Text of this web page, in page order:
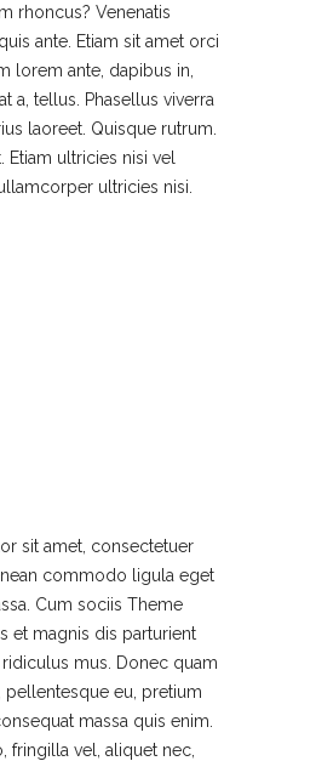
rhoncus? Venenatis
ante. Etiam sit amet orci
lorem ante, dapibus in,
a, tellus. Phasellus viverra
laoreet. Quisque rutrum.
Etiam ultricies nisi vel
ultricies nisi.
sit amet, consectetuer
commodo ligula eget
Cum sociis Theme
et magnis dis parturient
mus. Donec quam
pellentesque eu, pretium
massa quis enim.
fringilla vel, aliquet nec,